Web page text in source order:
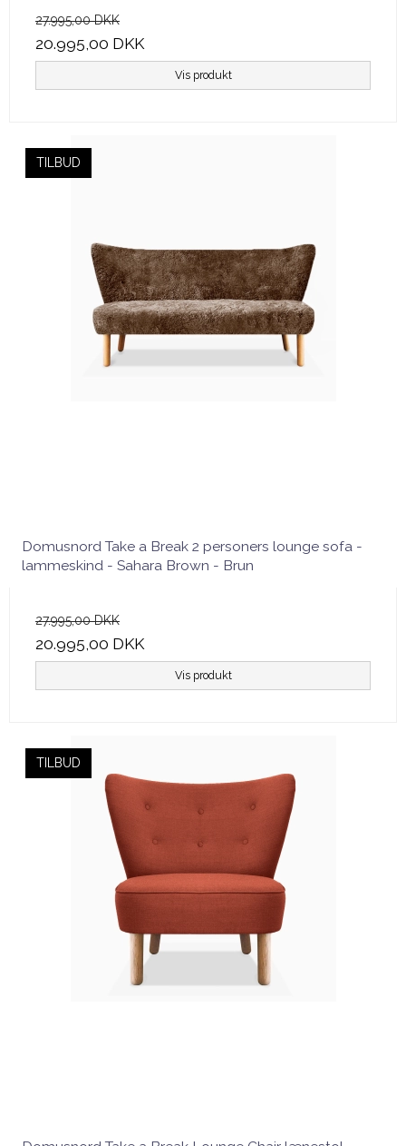
27.995,00 DKK
20.995,00 DKK
Vis produkt
TILBUD
Domusnord Take a Break 2 personers lounge sofa -
lammeskind - Sahara Brown - Brun
27.995,00 DKK
20.995,00 DKK
Vis produkt
TILBUD